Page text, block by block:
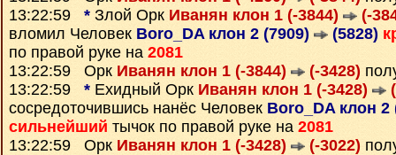
13:22:59 * Злой Орк Иванян клон 1 (-3844)
(-
вломил Человек Boro_DA клон 2 (7909) (5828)
по правой руке на 2081
13:22:59 Орк Иванян клон 1 (-3844) (-3428)
13:22:59 * Ехидный Орк Иванян клон 1 (-3428)
сосредоточившись нанёс Человек Boro_DA клон 2
сильнейший тычок по правой руке на 2081
13:22:59 Орк Иванян клон 1 (-3428) (-3022)